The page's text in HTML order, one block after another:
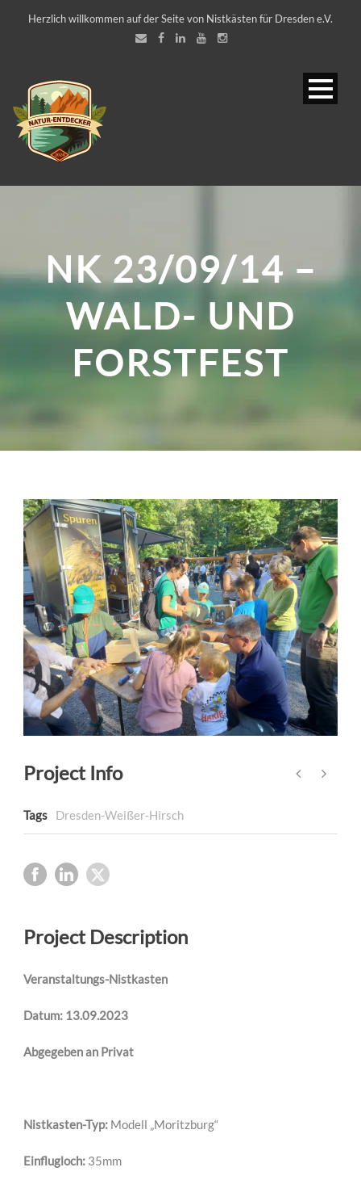
Herzlich willkommen auf der Seite von Nistkästen für Dresden e.V.
NK 23/09/14 –
WALD- UND
FORSTFEST
Project Info
Tags Dresden-Weißer-Hirsch
Project Description
Veranstaltungs-Nistkasten
Datum: 13.09.2023
Abgegeben an Privat
Nistkasten-Typ: Modell „Moritzburg“
Einflugloch: 35mm